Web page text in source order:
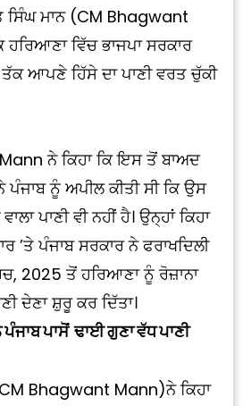
ਸਿੰਘ ਮਾਨ (CM Bhagwant
ਹਰਿਆਣਾ ਵਿੱਚ ਭਾਜਪਾ ਸਰਕਾਰ
ਆਪਣੇ ਹਿੱਸੇ ਦਾ ਪਾਣੀ ਵਰਤ ਚੁੱਕੀ
ਨੇ ਕਿਹਾ ਕਿ ਇਸ ਤੋਂ ਬਾਅਦ
ਨੂੰ ਅਪੀਲ ਕੀਤੀ ਸੀ ਕਿ ਉਸ
ਪਾਣੀ ਵੀ ਨਹੀਂ ਹੈ। ਉਨ੍ਹਾਂ ਕਿਹਾ
’ਤੇ ਪੰਜਾਬ ਸਰਕਾਰ ਨੇ ਫਰਾਖਦਿਲੀ
2025 ਤੋਂ ਹਰਿਆਣਾ ਨੂੰ ਰੋਜ਼ਾਨਾ
ਦੇਣਾ ਸ਼ੁਰੂ ਕਰ ਦਿੱਤਾ।
ਪਾਸੋਂ ਢਾਈ ਗੁਣਾ ਵੱਧ ਪਾਣੀ
Bhagwant Mann)ਨੇ ਕਿਹਾ